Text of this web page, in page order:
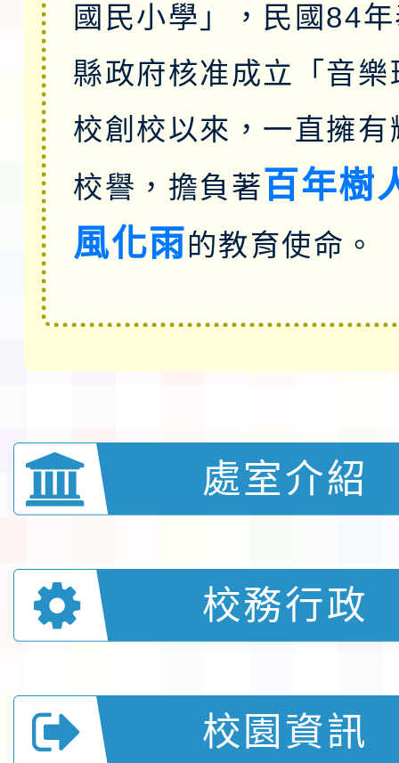
國民小學」，民國84
縣政府核准成立「音
校創校以來，一直擁有
校譽，擔負著百年樹
風化雨的教育使命。
處室介紹
校務行政
校園資訊